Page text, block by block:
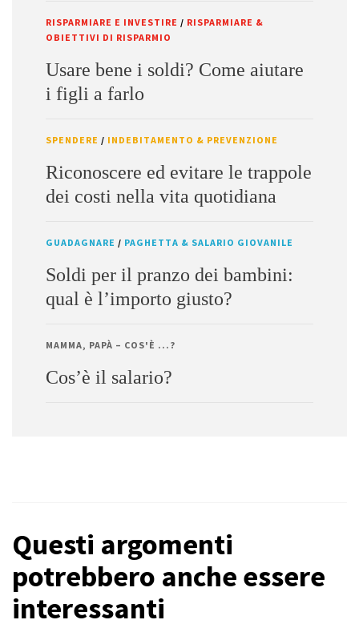
RISPARMIARE E INVESTIRE / RISPARMIARE &
OBIETTIVI DI RISPARMIO
Usare bene i soldi? Come aiutare
i figli a farlo
SPENDERE / INDEBITAMENTO & PREVENZIONE
Riconoscere ed evitare le trappole
dei costi nella vita quotidiana
GUADAGNARE / PAGHETTA & SALARIO GIOVANILE
Soldi per il pranzo dei bambini:
qual è l’importo giusto?
MAMMA, PAPÀ – COS'È ...?
Cos’è il salario?
Questi argomenti
potrebbero anche essere
interessanti